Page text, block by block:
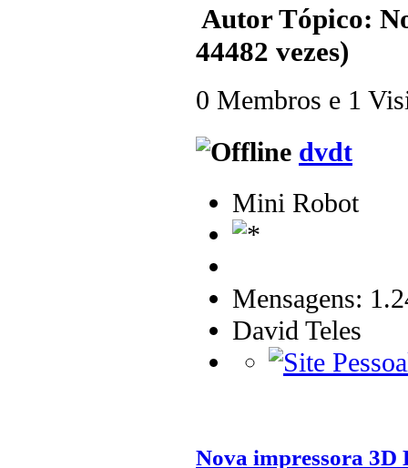
AutorTópico:
44482 vezes)
0 Membros e 1
dvdt
Mini Robot
Mensagens:
David Teles
Nova impressora 3D